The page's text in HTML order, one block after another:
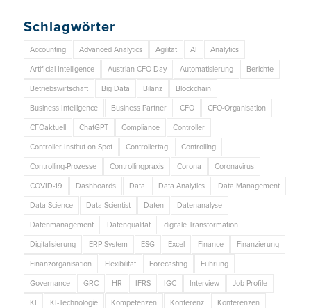
Schlagwörter
Accounting Advanced Analytics Agilität AI Analytics
Artificial Intelligence Austrian CFO Day Automatisierung Berichte
Betriebswirtschaft Big Data Bilanz Blockchain
Business Intelligence Business Partner CFO CFO-Organisation
CFOaktuell ChatGPT Compliance Controller
Controller Institut on Spot Controllertag Controlling
Controlling-Prozesse Controllingpraxis Corona Coronavirus
COVID-19 Dashboards Data Data Analytics Data Management
Data Science Data Scientist Daten Datenanalyse
Datenmanagement Datenqualität digitale Transformation
Digitalisierung ERP-System ESG Excel Finance Finanzierung
Finanzorganisation Flexibilität Forecasting Führung
Governance GRC HR IFRS IGC Interview Job Profile
KI KI-Technologie Kompetenzen Konferenz Konferenzen